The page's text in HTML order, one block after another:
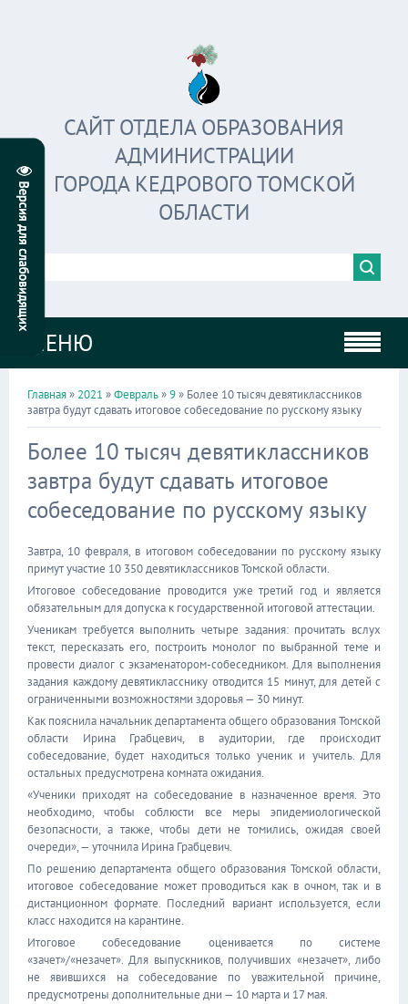
САЙТ ОТДЕЛА ОБРАЗОВАНИЯ
АДМИНИСТРАЦИИ
ГОРОДА КЕДРОВОГО ТОМСКОЙ
ОБЛАСТИ
МЕНЮ
Главная» 2021 »Февраль»9» Более 10 тысяч девятиклассников
завтра будут сдавать итоговое собеседование по русскому языку
Более 10 тысяч девятиклассников
завтра будут сдавать итоговое
собеседование по русскому языку
Завтра, 10 февраля, в итоговом собеседовании по русскому языку
примут участие 10 350 девятиклассников Томской области.
Итоговое собеседование проводится уже третий год и является
обязательным для допуска к государственной итоговой аттестации.
Ученикам требуется выполнить четыре задания: прочитать вслух
текст, пересказать его, построить монолог по выбранной теме и
провести диалог с экзаменатором-собеседником. Для выполнения
задания каждому девятикласснику отводится 15 минут, для детей с
ограниченными возможностями здоровья — 30 минут.
Как пояснила начальник департамента общего образования Томской
области Ирина Грабцевич, в аудитории, где происходит
собеседование, будет находиться только ученик и учитель. Для
остальных предусмотрена комната ожидания.
«Ученики приходят на собеседование в назначенное время. Это
необходимо, чтобы соблюсти все меры эпидемиологической
безопасности, а также, чтобы дети не томились, ожидая своей
очереди», — уточнила Ирина Грабцевич.
По решению департамента общего образования Томской области,
итоговое собеседование может проводиться как в очном, так и в
дистанционном формате. Последний вариант используется, если
класс находится на карантине.
Итоговое собеседование оценивается по системе
«зачет»/«незачет». Для выпускников, получивших «незачет», либо
не явившихся на собеседование по уважительной причине,
предусмотрены дополнительные дни — 10 марта и 17 мая.